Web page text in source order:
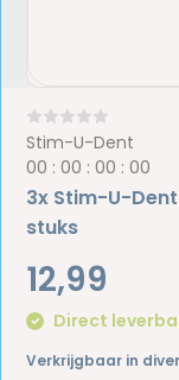
Stim-U-Dent
00 :00 :00 :00
3x Stim-U-
stuks
12,99
Direct
Verkrijgbaar in